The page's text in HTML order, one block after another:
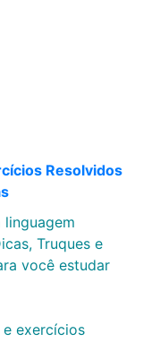
Resolvidos
Truques e
você estudar
exercícios